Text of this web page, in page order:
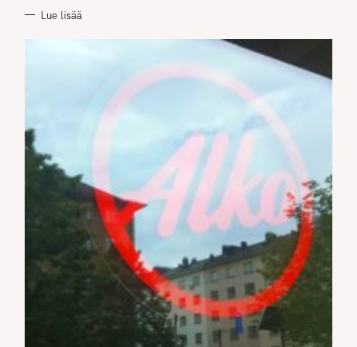
Lue lisää